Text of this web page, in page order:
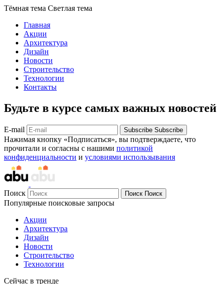
Тёмная тема Светлая тема
Главная
Акции
Архитектура
Дизайн
Новости
Строительство
Технологии
Контакты
Будьте в курсе самых важных новостей
E-mail Subscribe Subscribe
Нажимая кнопку «Подписаться», вы подтверждаете, что
прочитали и согласны с нашими политикой
конфиденциальности и условиями использывания
Поиск Поиск Поиск
Популярные поисковые запросы
Акции
Архитектура
Дизайн
Новости
Строительство
Технологии
Сейчас в тренде